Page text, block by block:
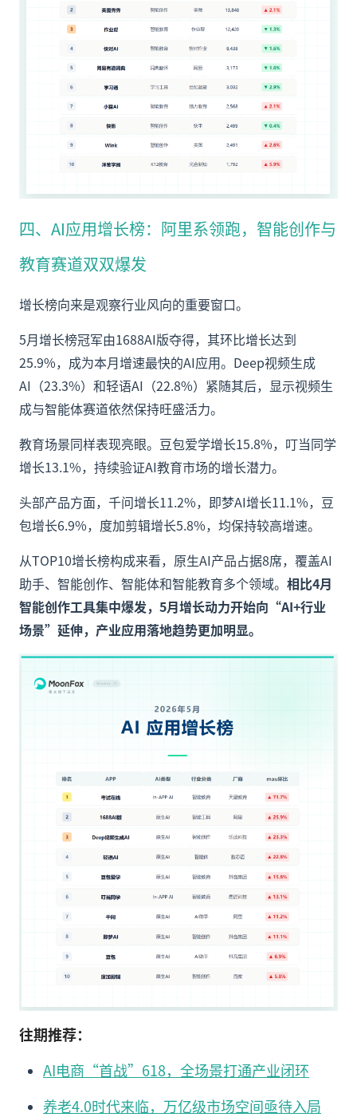
四、AI应用增长榜：阿里系领跑，智能创作与
教育赛道双双爆发
增长榜向来是观察行业风向的重要窗口。
5月增长榜冠军由1688AI版夺得，其环比增长达到
25.9%，成为本月增速最快的AI应用。Deep视频生成
AI（23.3%）和轻语AI（22.8%）紧随其后，显示视频生
成与智能体赛道依然保持旺盛活力。
教育场景同样表现亮眼。豆包爱学增长15.8%，叮当同学
增长13.1%，持续验证AI教育市场的增长潜力。
头部产品方面，千问增长11.2%，即梦AI增长11.1%，豆
包增长6.9%，度加剪辑增长5.8%，均保持较高增速。
从TOP10增长榜构成来看，原生AI产品占据8席，覆盖AI
助手、智能创作、智能体和智能教育多个领域。 相比4月
智能创作工具集中爆发，5月增长动力开始向“AI+行业
场景”延伸，产业应用落地趋势更加明显。
往期推荐：
AI电商“首战”618，全场景打通产业闭环
养老4.0时代来临，万亿级市场空间亟待入局